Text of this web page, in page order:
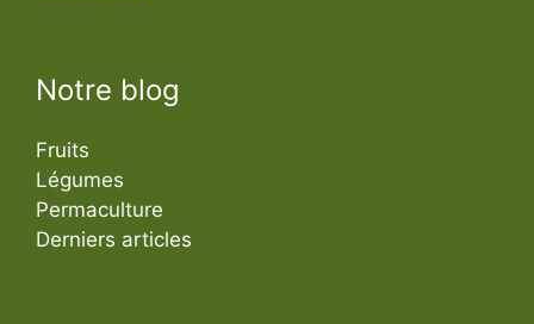
Notre blog
Fruits
Légumes
Permaculture
Derniers articles